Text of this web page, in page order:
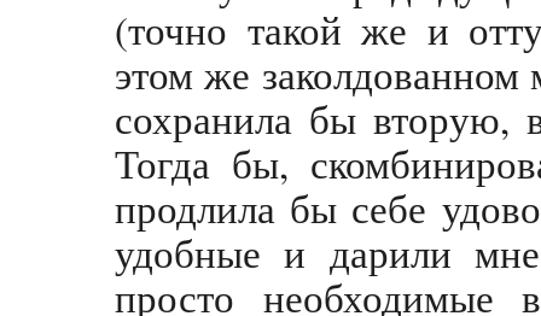
(точно такой же и
этом же
сохранила бы вторую,
Тогда бы,
продлила бы себе
удобные и дарили
просто необходимые